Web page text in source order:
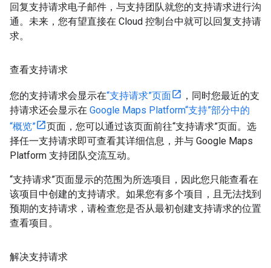
回复支持请求电子邮件，与支持团队就您的支持请求进行沟
通。未来，您有望直接在 Cloud 控制台中就可以回复支持请
求。
查看支持请求
您的支持请求会显示在“支持请求”页面
，同时您最近的支
持请求还会显示在 Google Maps Platform“支持”部分中的
“概览”
页面，您可以通过该页面前往“支持请求”页面。选
择任一支持请求即可查看其详细信息，并与 Google Maps
Platform 支持团队交流互动。
“支持请求”页面显示的范围为所选项目，因此您只能查看在
该项目中创建的支持请求。如果您有多个项目，且无法找到
预期的支持请求，请检查您是否从最初创建支持请求的位置
查看项目。
解决支持请求